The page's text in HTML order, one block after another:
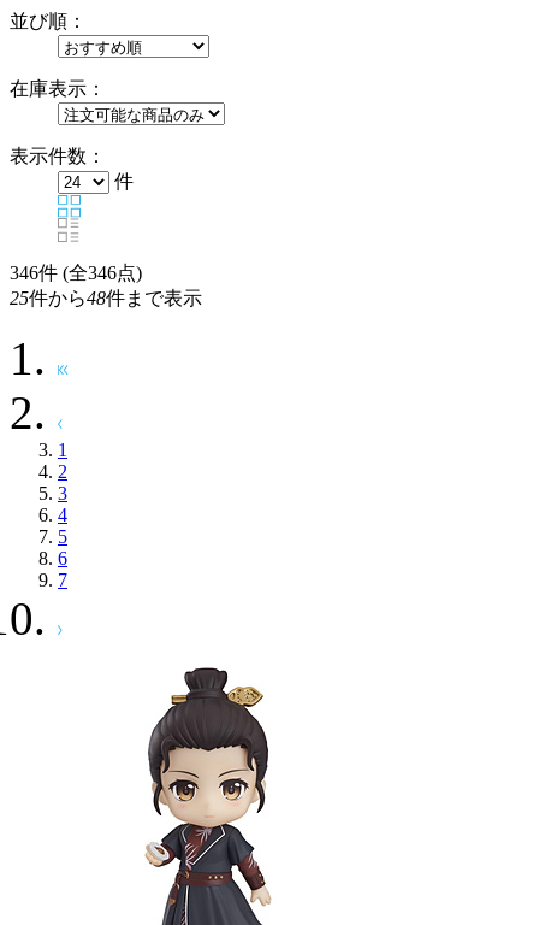
並び順：
在庫表示：
表示件数：
件
346件 (全346点)
25件から48件まで表示
1
2
3
4
5
6
7